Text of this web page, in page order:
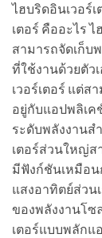
ไฮบริดอินเวอร์
เตอร์ คืออะไร
สามารถจัดเก็บ
ที่ใช้งานด้วยตัว
เวอร์เตอร์ แต่
อยู่กับแอปพลิเค
ระดับพลังงานส
เตอร์ส่วนใหญ่ส
มีฟังก์ชันเหมือน
แสงอาทิตย์ส่วน
ของพลังงานโซ
เตอร์แบบพลักแ